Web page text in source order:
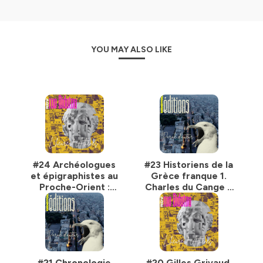
YOU MAY ALSO LIKE
#24 Archéologues
et épigraphistes au
Proche-Orient :
aventure et
érudition (XIXe-
XXe s.) par Pierre-
Louis Gatier
#23 Historiens de la
Grèce franque 1.
Charles du Cange –
Jean-Alexandre
Buchon par Gilles
Grivaud